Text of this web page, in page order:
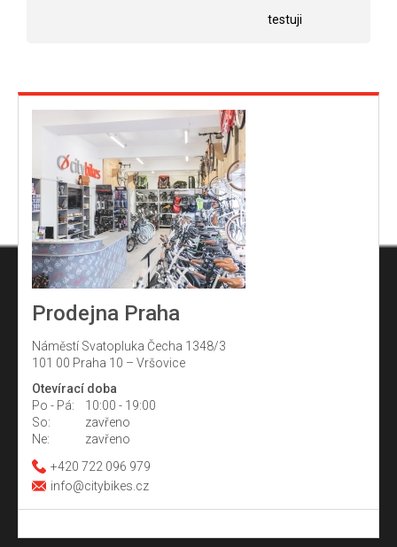
testuji
Prodejna Praha
Náměstí Svatopluka Čecha 1348/3
101 00 Praha 10 – Vršovice
Otevírací doba
Po - Pá:
10:00 - 19:00
So:
zavřeno
Ne:
zavřeno
+420 722 096 979
info@citybikes.cz